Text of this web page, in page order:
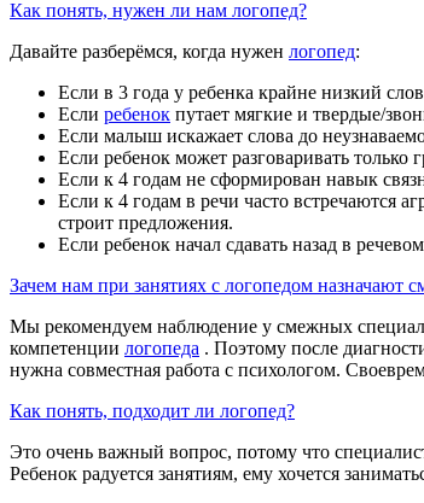
Как понять, нужен ли нам логопед?
Давайте разберёмся, когда нужен логопед:
Если в 3 года у ребенка крайне низкий
Если ребенок путает мягкие и твердые/
Если малыш искажает слова до
Если ребенок может разговаривать только
Если к 4 годам не сформирован навык
Если к 4 годам в речи часто встречаются
строит предложения.
Если ребенок начал сдавать назад в
Зачем нам при занятиях с логопедом назначают
Мы рекомендуем наблюдение у смежных
компетенции логопеда . Поэтому после
нужна совместная работа с психологом.
Как понять, подходит ли логопед?
Это очень важный вопрос, потому что
Ребенок радуется занятиям, ему хочется